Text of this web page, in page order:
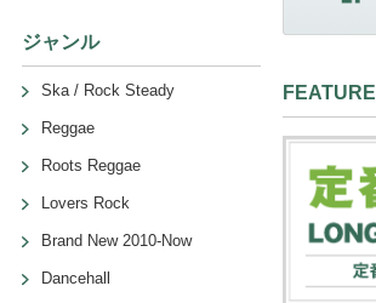
ジャンル
Ska / Rock Steady
Reggae
Roots Reggae
Lovers Rock
Brand New 2010-Now
Dancehall
FEATURE